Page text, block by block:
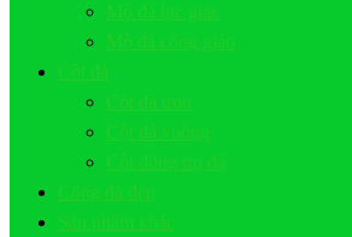
Mộ đá lục giác
Mộ đá công giáo
Cột đá
Cột đá tròn
Cột đá vuông
Cột đồng trụ đá
Cổng đá đẹp
Sản phẩm khác